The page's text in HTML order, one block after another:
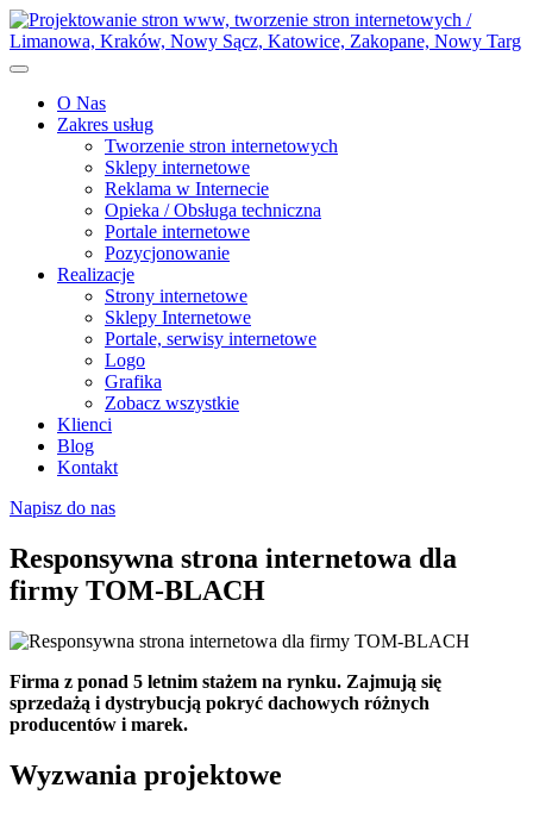
O Nas
Zakres usług
Tworzenie stron internetowych
Sklepy internetowe
Reklama w Internecie
Opieka / Obsługa techniczna
Portale internetowe
Pozycjonowanie
Realizacje
Strony internetowe
Sklepy Internetowe
Portale, serwisy internetowe
Logo
Grafika
Zobacz wszystkie
Klienci
Blog
Kontakt
Napisz do nas
Responsywna strona internetowa dla
firmy TOM-BLACH
Firma z ponad 5 letnim stażem na rynku. Zajmują się
sprzedażą i dystrybucją pokryć dachowych różnych
producentów i marek.
Wyzwania projektowe